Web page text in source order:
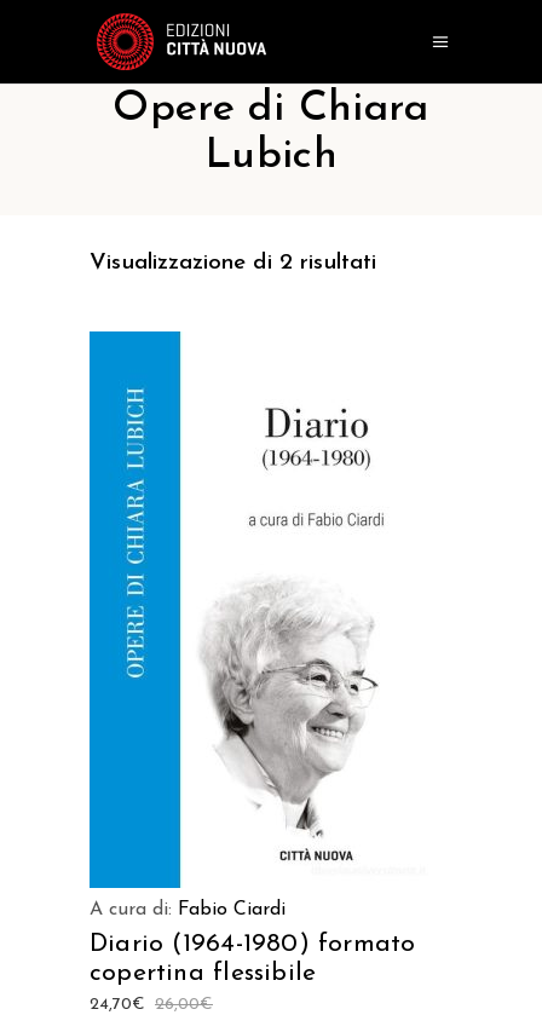
Opere di Chiara
Lubich
Visualizzazione di 2 risultati
AGGIUNGI AL CARRELLO
A cura di: Fabio Ciardi
Diario (1964-1980) formato
copertina flessibile
26,00€
24,70€